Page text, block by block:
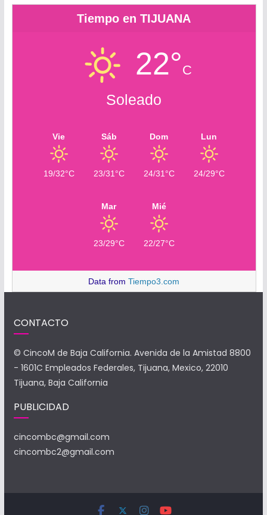
Tiempo en TIJUANA
22°C
Soleado
Vie
19/32°C
Sáb
23/31°C
Dom
24/31°C
Lun
24/29°C
Mar
23/29°C
Mié
22/27°C
Data fromTiempo3.com
CONTACTO
© CincoM de Baja California. Avenida de la Amistad 8800
- 1601C Empleados Federales, Tijuana, Mexico, 22010
Tijuana, Baja California
PUBLICIDAD
cincombc@gmail.com
cincombc2@gmail.com